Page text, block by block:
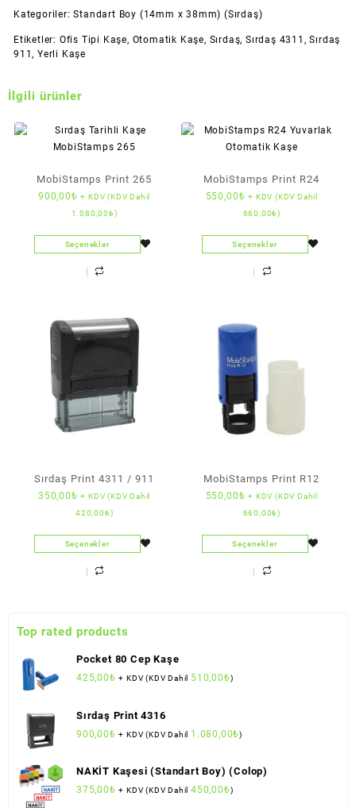
Kategoriler:Standart Boy (14mm x 38mm) (Sırdaş)
Etiketler: Ofis Tipi Kaşe, Otomatik Kaşe, Sırdaş,Sırdaş 4311 ,Sırdaş
911 ,Yerli Kaşe
İlgili ürünler
MobiStamps Print 265
900,00₺ + KDV (KDV Dahil
1.080,00₺)
Seçenekler
MobiStamps Print R24
550,00₺ + KDV (KDV Dahil
660,00₺)
Seçenekler
Sırdaş Print 4311 / 911
350,00₺ + KDV (KDV Dahil
420,00₺ )
Seçenekler
MobiStamps Print R12
550,00₺ + KDV (KDV Dahil
660,00₺ )
Seçenekler
Top rated products
Pocket 80 Cep Kaşe
425,00₺ + KDV (KDV Dahil 510,00₺)
Sırdaş Print 4316
900,00₺ + KDV (KDV Dahil 1.080,00₺)
NAKİT Kaşesi (Standart Boy) (Colop)
375,00₺ + KDV (KDV Dahil450,00₺)